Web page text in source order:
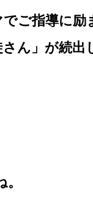
ご指導に励
ん」が続出